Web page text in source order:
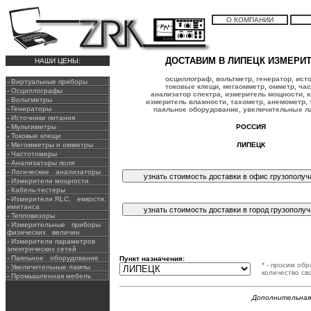
О КОМПАНИИ
НАШИ ЦЕНЫ:
- Виртуальные приборы
- Осциллографы
- Вольтметры
- Генераторы
- Источники питания
- Мультиметры
- Токовые клещи
- Мегомметры и омметры
- Частотомеры
- Анализаторы поля
- Логические анализаторы
- Измерители мощности
- Кабель-тестеры
- Измерители RLC, емкости,
имитанса
- Тепловизоры
- Измерительные приборы
физических величин
- Измерители параметров
электрических сетей
- Паяльное оборудование
- Увеличительные лампы
- Промышленная мебель
ДОСТАВИМ В ЛИПЕЦК
осциллограф, вольтметр, генератор,
токовые клещи, мегаомметр, омметр,
анализатор спектра, измеритель мощности,
измеритель влажности, тахометр,
паяльное оборудование,
РОССИЯ
ЛИПЕЦК
Пункт назначения:
* - просим
количество